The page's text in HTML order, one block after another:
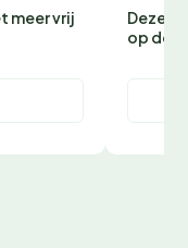
meer vrij
Deze
op de